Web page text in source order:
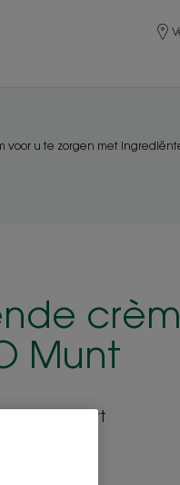
voor u te zorgen met
Munt
- Matteert
biologisch